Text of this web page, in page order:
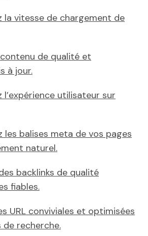
la vitesse de chargement de
de qualité et
à jour.
l’expérience utilisateur sur
les balises meta de vos pages
naturel.
backlinks de qualité
fiables.
URL conviviales et optimisées
recherche.